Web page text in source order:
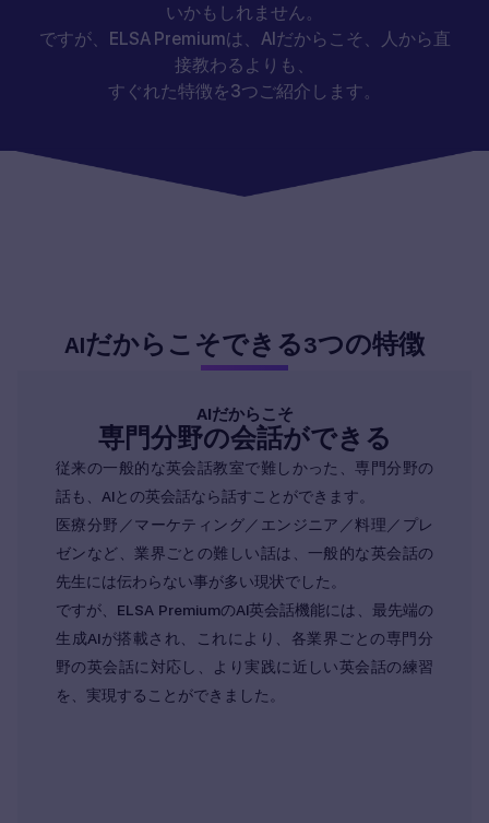
いかもしれません。
ですが、ELSA Premiumは、AIだからこそ、人から直
接教わるよりも、
すぐれた特徴を3つご紹介します。
AIだからこそできる3つの特徴
AIだからこそ
専門分野の会話ができる
従来の一般的な英会話教室で難しかった、専門分野の
話も、AIとの英会話なら話すことができます。
医療分野／マーケティング／エンジニア／料理／プレ
ゼンなど、業界ごとの難しい話は、一般的な英会話の
先生には伝わらない事が多い現状でした。
ですが、ELSA PremiumのAI英会話機能には、最先端の
生成AIが搭載され、これにより、各業界ごとの専門分
野の英会話に対応し、より実践に近しい英会話の練習
を、実現することができました。